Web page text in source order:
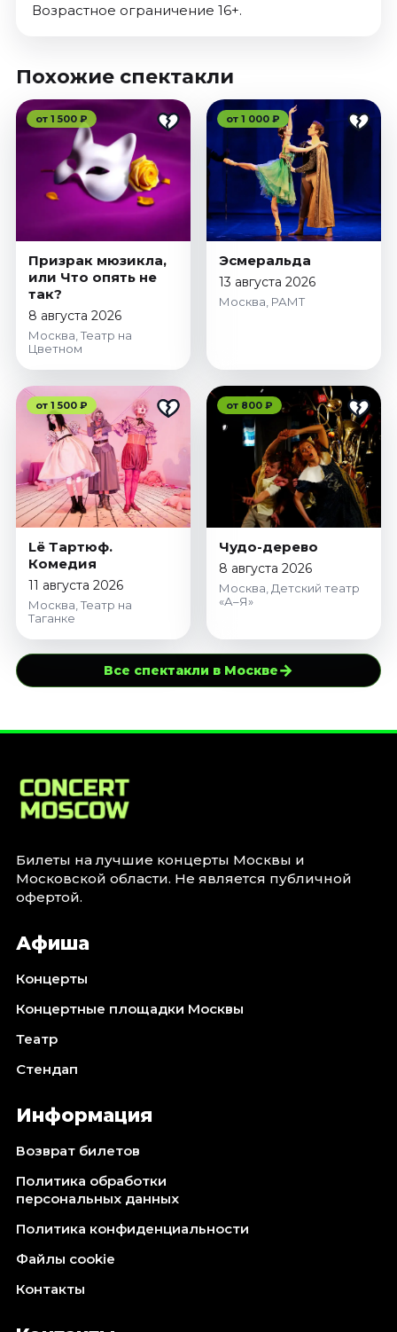
Возрастное ограничение 16+.
Похожие спектакли
от 1 500 ₽
Призрак мюзикла,
или Что опять не
так?
8 августа 2026
Москва, Театр на
Цветном
от 1 000 ₽
Эсмеральда
13 августа 2026
Москва, РАМТ
от 1 500 ₽
Lё Тартюф.
Комедия
11 августа 2026
Москва, Театр на
Таганке
от 800 ₽
Чудо-дерево
8 августа 2026
Москва, Детский театр
«А–Я»
Все спектакли в Москве→
Билеты на лучшие концерты Москвы и
Московской области. Не является публичной
офертой.
Афиша
Концерты
Концертные площадки Москвы
Театр
Стендап
Информация
Возврат билетов
Политика обработки
персональных данных
Политика конфиденциальности
Файлы cookie
Контакты